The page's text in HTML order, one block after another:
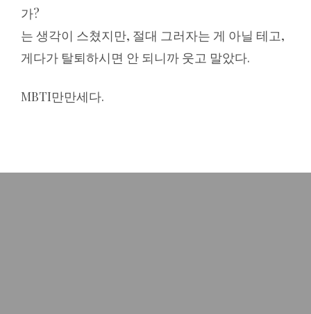
가?
는 생각이 스쳤지만, 절대 그러자는 게 아닐 테고,
게다가 탈퇴하시면 안 되니까 웃고 말았다.
MBTI만만세다.